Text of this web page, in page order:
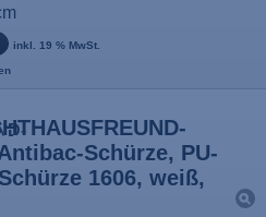
inkl. 19 % MwSt.
Schürze, PU-
1606, weiß,